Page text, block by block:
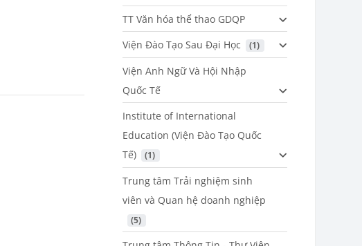
TT Văn hóa thể thao GDQP
Viện Đào Tạo Sau Đại Học
(1)
Viện Anh Ngữ Và Hội Nhập
Quốc Tế
Institute of International
Education (Viện Đào Tạo Quốc
Tế)
(1)
Trung tâm Trải nghiệm sinh
viên và Quan hệ doanh nghiệp
(5)